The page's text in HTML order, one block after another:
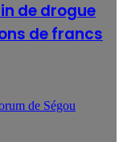
de drogue
de francs